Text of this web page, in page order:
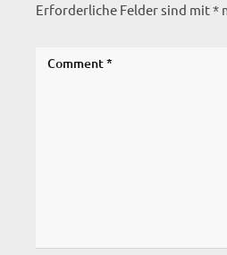
Erforderliche Felder sind mit*